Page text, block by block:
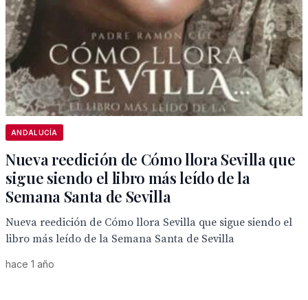
ANDALUCÍA
Nueva reedición de Cómo llora Sevilla que
sigue siendo el libro más leído de la
Semana Santa de Sevilla
Nueva reedición de Cómo llora Sevilla que sigue siendo el
libro más leído de la Semana Santa de Sevilla
hace 1 año